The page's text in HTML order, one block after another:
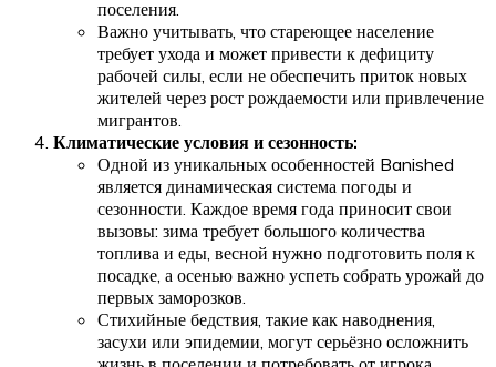
поселения.
Важно учитывать, что стареющее население
требует ухода и может привести к дефициту
рабочей силы, если не обеспечить приток новых
жителей через рост рождаемости или привлечение
мигрантов.
Климатические условия и сезонность:
Одной из уникальных особенностей Banished
является динамическая система погоды и
сезонности. Каждое время года приносит свои
вызовы: зима требует большого количества
топлива и еды, весной нужно подготовить поля к
посадке, а осенью важно успеть собрать урожай до
первых заморозков.
Стихийные бедствия, такие как наводнения,
засухи или эпидемии, могут серьёзно осложнить